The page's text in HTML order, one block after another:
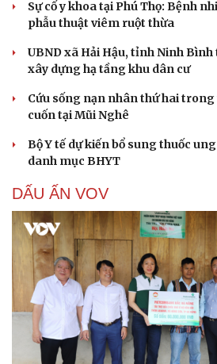
Sự cố y khoa tại Phú Thọ: Bệnh
phẫu thuật viêm ruột thừa
UBND xã Hải Hậu, tỉnh Ninh
xây dựng hạ tầng khu dân cư
Cứu sống nạn nhân thứ hai
cuốn tại Mũi Nghê
Bộ Y tế dự kiến bổ sung thuốc
danh mục BHYT
DẤU ẤN VOV